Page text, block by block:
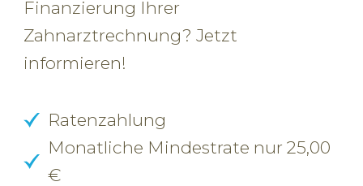
Finanzierung Ihrer
Zahnarztrechnung? Jetzt
informieren!
Ratenzahlung
Monatliche Mindestrate nur 25,00
€